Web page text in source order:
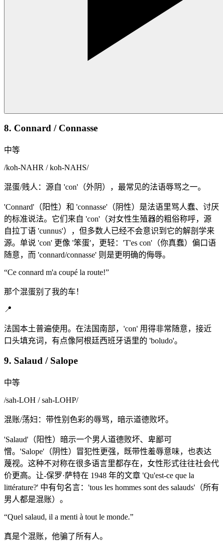
8. Connard / Connasse
中等
/koh-NAHR / koh-NAHS/
混蛋/贱人：源自 'con'（外阴），最常见的法语辱骂之一。
'Connard'（阳性）和 'connasse'（阴性）是法语里骂人蠢、讨厌
的标准说法。它们来自 'con'（对女性生殖器的粗俗称呼，源
自拉丁语 'cunnus'），但多数人已经不会意识到它的解剖学来
源。单说 'con' 更像 '笨蛋'，更轻：'T'es con'（你真蠢）偏口语
随意，而 'connard/connasse' 则是更明确的侮辱。
“Ce connard m'a coupé la route!”
那个混蛋别了我的车！
📍
法国本土普遍使用。在法国南部，'con' 用得非常随意，接近
口头填充词，有点像阿根廷西班牙语里的 'boludo'。
9. Salaud / Salope
中等
/sah-LOH / sah-LOHP/
混账/荡妇：带性别色彩的辱骂，暗示道德败坏。
'Salaud'（阳性）暗示一个男人道德败坏、卑鄙可
憎。'Salope'（阴性）冒犯性更强，既带性羞辱意味，也表达
蔑视。这种不对称在很多语言里都存在，女性形式往往社会代
价更高。让-保罗·萨特在 1948 年的文章 'Qu'est-ce que la
littérature?' 中有句名言：'tous les hommes sont des salauds'（所有
男人都是混账）。
“Quel salaud, il a menti à tout le monde.”
真是个混账，他骗了所有人。